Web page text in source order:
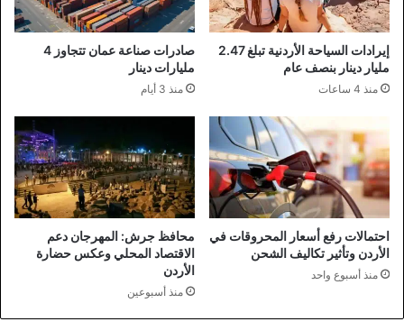
إيرادات السياحة الأردنية تبلغ 2.47
مليار دينار بنصف عام
منذ 4 ساعات
صادرات صناعة عمان تتجاوز 4
مليارات دينار
منذ 3 أيام
احتمالات رفع أسعار المحروقات في
الأردن وتأثير تكاليف الشحن
منذ أسبوع واحد
محافظ جرش: المهرجان دعم
الاقتصاد المحلي وعكس حضارة
الأردن
منذ أسبوعين